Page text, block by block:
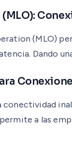
(MLO)
Dando
conectividad
a las